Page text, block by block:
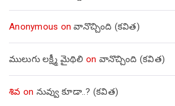
Anonymous onవానొచ్చింది (కవిత)
ములుగు లక్ష్మీ మైథిలి on వానొచ్చింది (కవిత)
శివ on నువ్వు కూడా..? (కవిత)